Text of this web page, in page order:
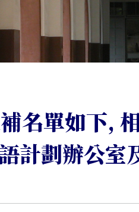
名單如下,
計劃辦公室